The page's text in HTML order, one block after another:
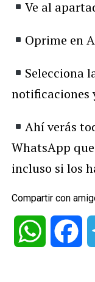
Ve al
Oprime en
Selecciona
notificaciones
Ahí verás
WhatsApp
incluso si los
Compartir con
WhatsApp